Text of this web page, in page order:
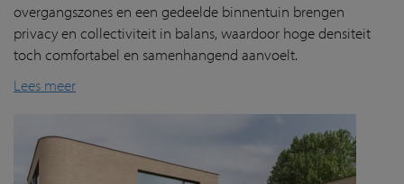
overgangszones en een gedeelde binnentuin brengen
privacy en collectiviteit in balans, waardoor hoge densiteit
toch comfortabel en samenhangend aanvoelt.
Lees meer